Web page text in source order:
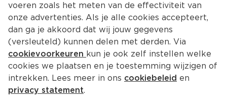
Entrecote op de BBQ: recepten
en tips
Een entrecote op de BBQ bereiden? Wij helpen je
op weg! Van entrecote BBQ recepten tot de beste
tips over de bereiding ervan. Benieuwd geworden?
Lees snel verder en maak een overheerlijke
voeren zoals het meten van de effectiviteit van
onze advertenties. Als je alle cookies accepteert,
dan ga je akkoord dat wij jouw gegevens
(versleuteld) kunnen delen met derden. Via
cookievoorkeuren kun je ook zelf instellen welke
cookies we plaatsen en je toestemming wijzigen of
intrekken. Lees meer in ons cookiebeleid en
privacy statement.